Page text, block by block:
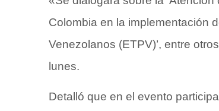
Colombia en la implementación
Venezolanos (ETPV)’, entre
lunes.
Detalló que en el evento